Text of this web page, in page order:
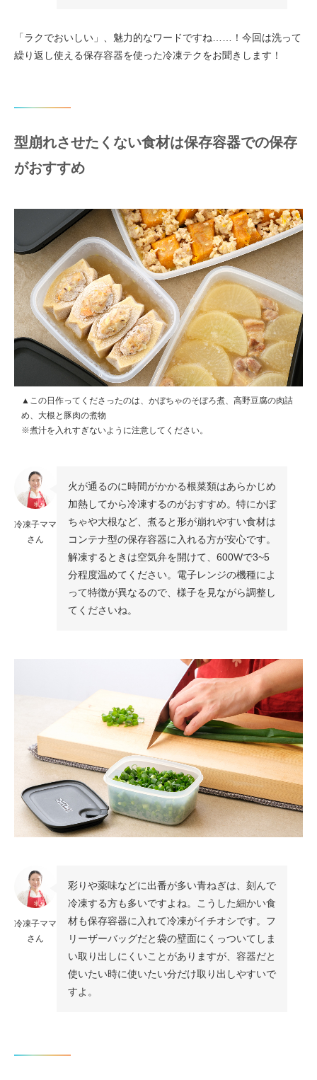
「ラクでおいしい」、魅力的なワードですね……！今回は洗って
繰り返し使える保存容器を使った冷凍テクをお聞きします！
型崩れさせたくない食材は保存容器での保存
がおすすめ
▲この日作ってくださったのは、かぼちゃのそぼろ煮、高野豆腐の肉詰
め、大根と豚肉の煮物
※煮汁を入れすぎないように注意してください。
冷凍子ママ
さん
火が通るのに時間がかかる根菜類はあらかじめ
加熱してから冷凍するのがおすすめ。特にかぼ
ちゃや大根など、煮ると形が崩れやすい食材は
コンテナ型の保存容器に入れる方が安心です。
解凍するときは空気弁を開けて、600Wで3~5
分程度温めてください。電子レンジの機種によ
って特徴が異なるので、様子を見ながら調整し
てくださいね。
冷凍子ママ
さん
彩りや薬味などに出番が多い青ねぎは、刻んで
冷凍する方も多いですよね。こうした細かい食
材も保存容器に入れて冷凍がイチオシです。フ
リーザーバッグだと袋の壁面にくっついてしま
い取り出しにくいことがありますが、容器だと
使いたい時に使いたい分だけ取り出しやすいで
すよ。